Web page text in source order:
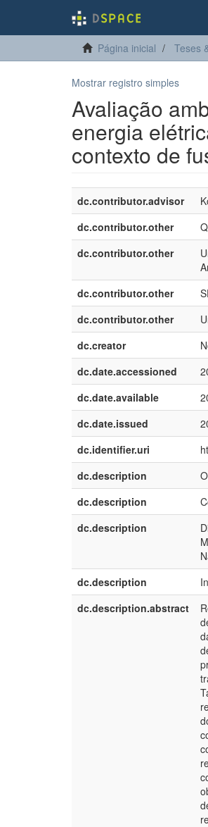
Página inicial Teses
Mostrar registro simples
Avaliação
energia
contexto de
dc.contributor.advisor
dc.contributor.other
dc.contributor.other
dc.contributor.other
dc.contributor.other
dc.creator
dc.date.accessioned
dc.date.available
dc.date.issued
dc.identifier.uri
dc.description
dc.description
dc.description
dc.description
dc.description.abstract